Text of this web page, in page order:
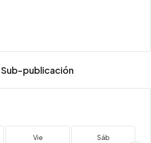
Sub-publicación
Vie Sáb